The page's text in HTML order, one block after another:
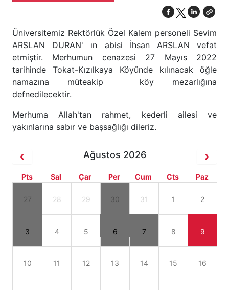
Üniversitemiz Rektörlük Özel Kalem personeli Sevim
ARSLAN DURAN' ın abisi İhsan ARSLAN vefat
etmiştir. Merhumun cenazesi 27 Mayıs 2022
tarihinde Tokat-Kızılkaya Köyünde kılınacak öğle
namazına müteakip köy mezarlığına
defnedilecektir.
Merhuma Allah'tan rahmet, kederli ailesi ve
yakınlarına sabır ve başsağlığı dileriz.
Ağustos 2026
Pts Sal Çar Per Cum Cts Paz
27 28 29 30 31 1 2
3 4 5 6 7 8 9
10 11 12 13 14 15 16